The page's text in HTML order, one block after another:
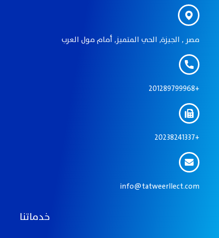
مصر , الجيزة, الحي المتميز, أمام مول العرب
201289799968+
20238241337+
info@tatweerllect.com
خدماتنا